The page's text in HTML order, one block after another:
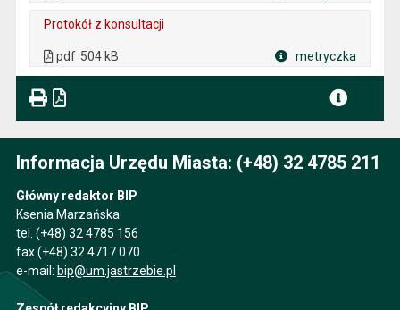
Protokół z konsultacji
pdf 504 kB metryczka
Informacja Urzędu Miasta: (+48) 32 4785 211
Główny redaktor BIP
Ksenia Marzańska
tel. (+48) 32 4785 156
fax (+48) 32 4717 070
e-mail: bip@um.jastrzebie.pl